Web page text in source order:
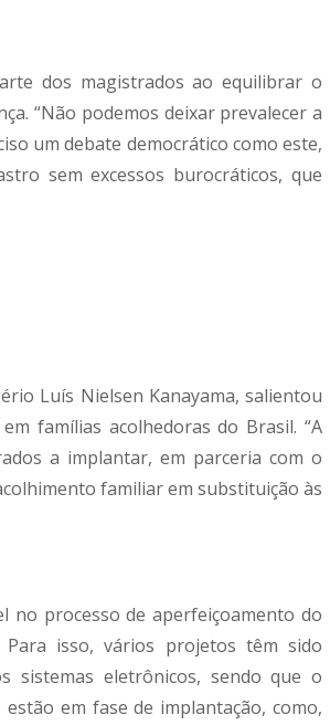
dos magistrados ao equilibrar o
“Não podemos deixar prevalecer a
um debate democrático como este,
sem excessos burocráticos, que
Luís Nielsen Kanayama, salientou
famílias acolhedoras do Brasil. “A
a implantar, em parceria com o
familiar em substituição às
no processo de aperfeiçoamento do
isso, vários projetos têm sido
sistemas eletrônicos, sendo que o
em fase de implantação, como,